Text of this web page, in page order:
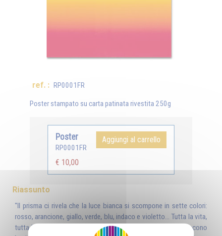
ref. : RP0001FR
Poster stampato su carta patinata rivestita 250g
Poster
RP0001FR
€ 10,00
Aggiungi al carrello
Riassunto
"Il prisma ci rivela che la luce bianca si scompone in sette colori:
rosso, arancione, giallo, verde, blu, indaco e violetto... Tutta la vita,
tutta la molteplicità di affinità e corrispondenze che costituiscono